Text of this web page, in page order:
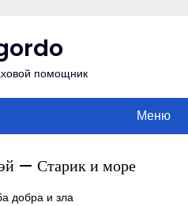
помощник
Меню
— Старик и море
добра и зла